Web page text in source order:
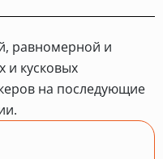
равномерной и
и кусковых
на последующие